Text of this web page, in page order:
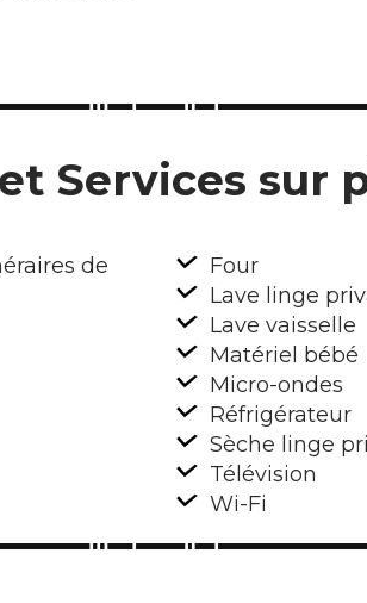
Services sur
de
Four
Lave linge
Lave vaisselle
Matériel bébé
Micro-ondes
Réfrigérateur
Sèche linge
Télévision
Wi-Fi